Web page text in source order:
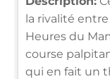
la rivalité
Heures du
course
qui en fait un